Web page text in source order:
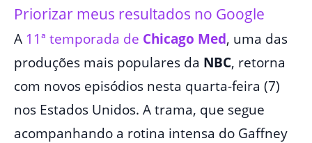
Priorizar meus resultados no Google
A 11ª temporada de Chicago Med, uma das
produções mais populares da NBC, retorna
com novos episódios nesta quarta-feira (7)
nos Estados Unidos. A trama, que segue
acompanhando a rotina intensa do Gaffney